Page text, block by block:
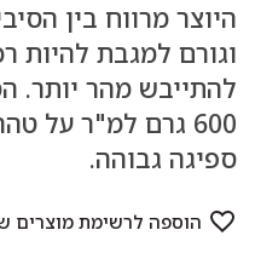
היוצר מרווח בין
וגורם למגבת להיות
להתייבש מהר
600 גרם למ"ר על
ספיגה גבוהה.